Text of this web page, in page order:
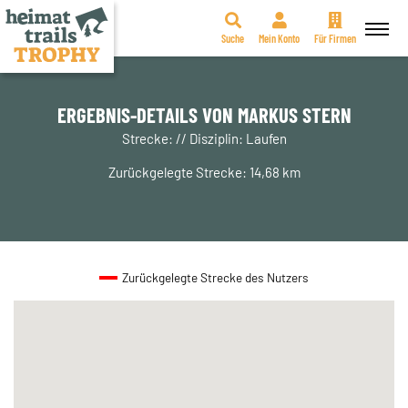
Zum
Suche Mein Konto Für Firmen
ERGEBNIS-DETAILS VON MARKUS STERN
Strecke: // Disziplin: Laufen
Zurückgelegte Strecke: 14,68 km
Zurückgelegte Strecke des Nutzers